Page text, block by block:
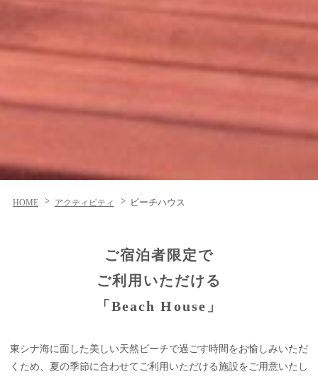
HOME アクティビティ ビーチハウス
ご宿泊者限定で
ご利用いただける
「Beach House」
東シナ海に面した美しい天然ビーチで過ごす時間をお愉しみいただ
くため、夏の季節に合わせてご利用いただける施設をご用意いたし